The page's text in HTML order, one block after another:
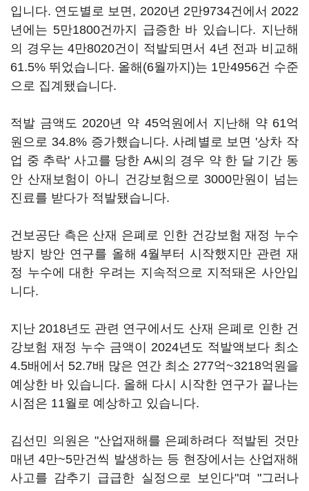
입니다. 연도별로 보면, 2020년 2만9734건에서 2022
년에는 5만1800건까지 급증한 바 있습니다. 지난해
의 경우는 4만8020건이 적발되면서 4년 전과 비교해
61.5% 뛰었습니다. 올해(6월까지)는 1만4956건 수준
으로 집계됐습니다.
적발 금액도 2020년 약 45억원에서 지난해 약 61억
원으로 34.8% 증가했습니다. 사례별로 보면 '상차 작
업 중 추락' 사고를 당한 A씨의 경우 약 한 달 기간 동
안 산재보험이 아니 건강보험으로 3000만원이 넘는
진료를 받다가 적발됐습니다.
건보공단 측은 산재 은폐로 인한 건강보험 재정 누수
방지 방안 연구를 올해 4월부터 시작했지만 관련 재
정 누수에 대한 우려는 지속적으로 지적돼온 사안입
니다.
지난 2018년도 관련 연구에서도 산재 은폐로 인한 건
강보험 재정 누수 금액이 2024년도 적발액보다 최소
4.5배에서 52.7배 많은 연간 최소 277억~3218억원을
예상한 바 있습니다. 올해 다시 시작한 연구가 끝나는
시점은 11월로 예상하고 있습니다.
김선민 의원은 "산업재해를 은폐하려다 적발된 것만
매년 4만~5만건씩 발생하는 등 현장에서는 산업재해
사고를 감추기 급급한 실정으로 보인다"며 "그러나